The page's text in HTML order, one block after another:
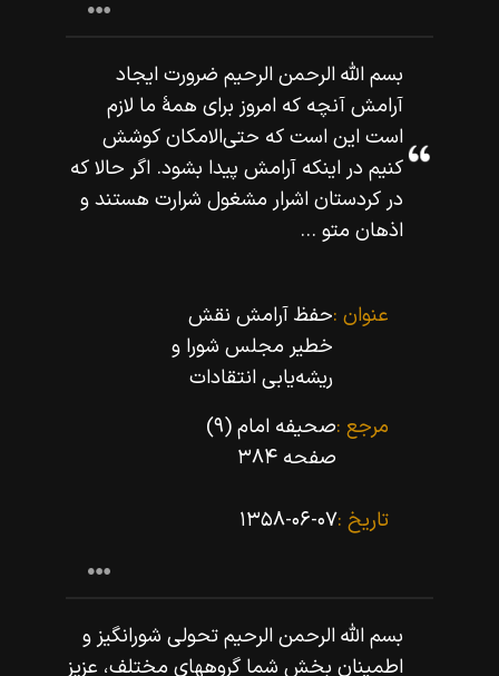
بسم اللّه‌ الرحمن الرحيم ضرورت ايجاد
آرامش آنچه كه امروز براى همۀ ما لازم
است اين است كه حتى‌الامكان كوشش
كنيم در اينكه آرامش پيدا بشود. اگر حالا كه
در كردستان اشرار مشغول شرارت هستند و
اذهان متو ...
عنوان :حفظ آرامش نقش
خطیر مجلس شورا و
ریشه‌یابى انتقادات
مرجع :صحیفه امام (۹)
صفحه ۳۸۴
تاریخ :۱۳۵۸-۰۶-۰۷
بسم اللّه‌ الرحمن الرحيم تحولى شورانگيز و
اطمينان بخش شما گروههاى مختلف، عزيز